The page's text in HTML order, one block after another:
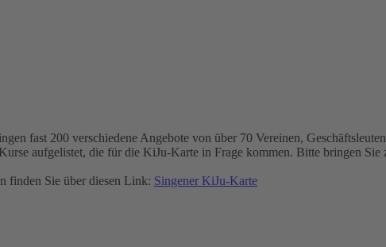
fast 200 verschiedene Angebote von über 70 Vereinen,
aufgelistet, die für die KiJu-Karte in Frage kommen. Bitte bringen
finden Sie über diesen Link: Singener KiJu-Karte